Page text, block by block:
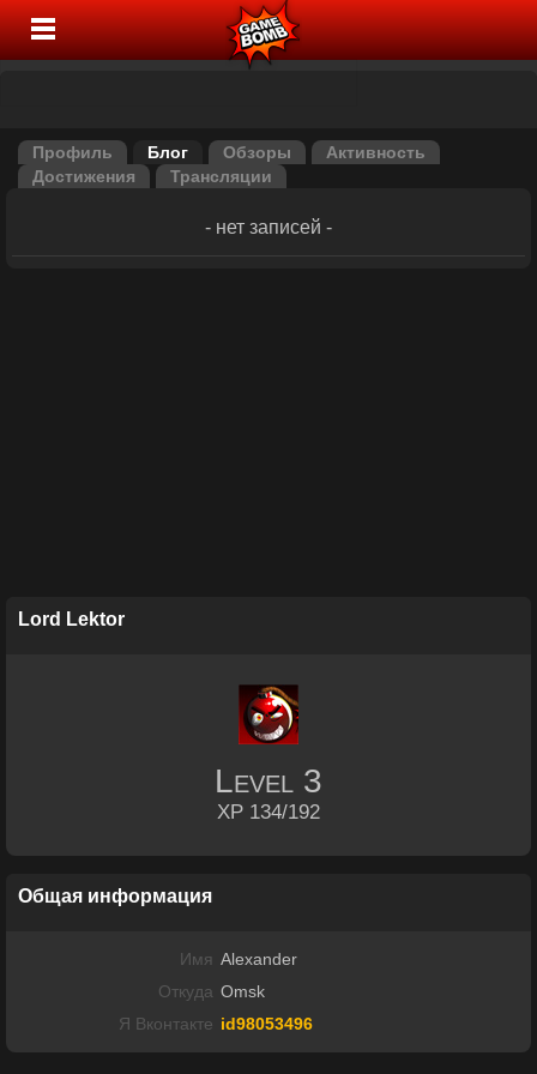
Профиль Блог Обзоры
Активность
Достижения
Трансляции
- нет записей -
Lord Lektor
Level 3
XP 134/192
Общая информация
Имя Alexander
Откуда Omsk
Я Вконтакте id98053496